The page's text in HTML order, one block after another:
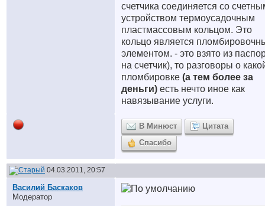
счетчика соединяется со
устройством термоусадочным
пластмассовым кольцом. Это
кольцо является
элементом. - это взято из
на счетчик), то разговоры о
пломбировке (а тем более за
деньги) есть нечто иное как
навязывание услуги.
В Минюст
Цитата
Спасибо
04.03.2011, 20:57
Василий Баскаков
Модератор